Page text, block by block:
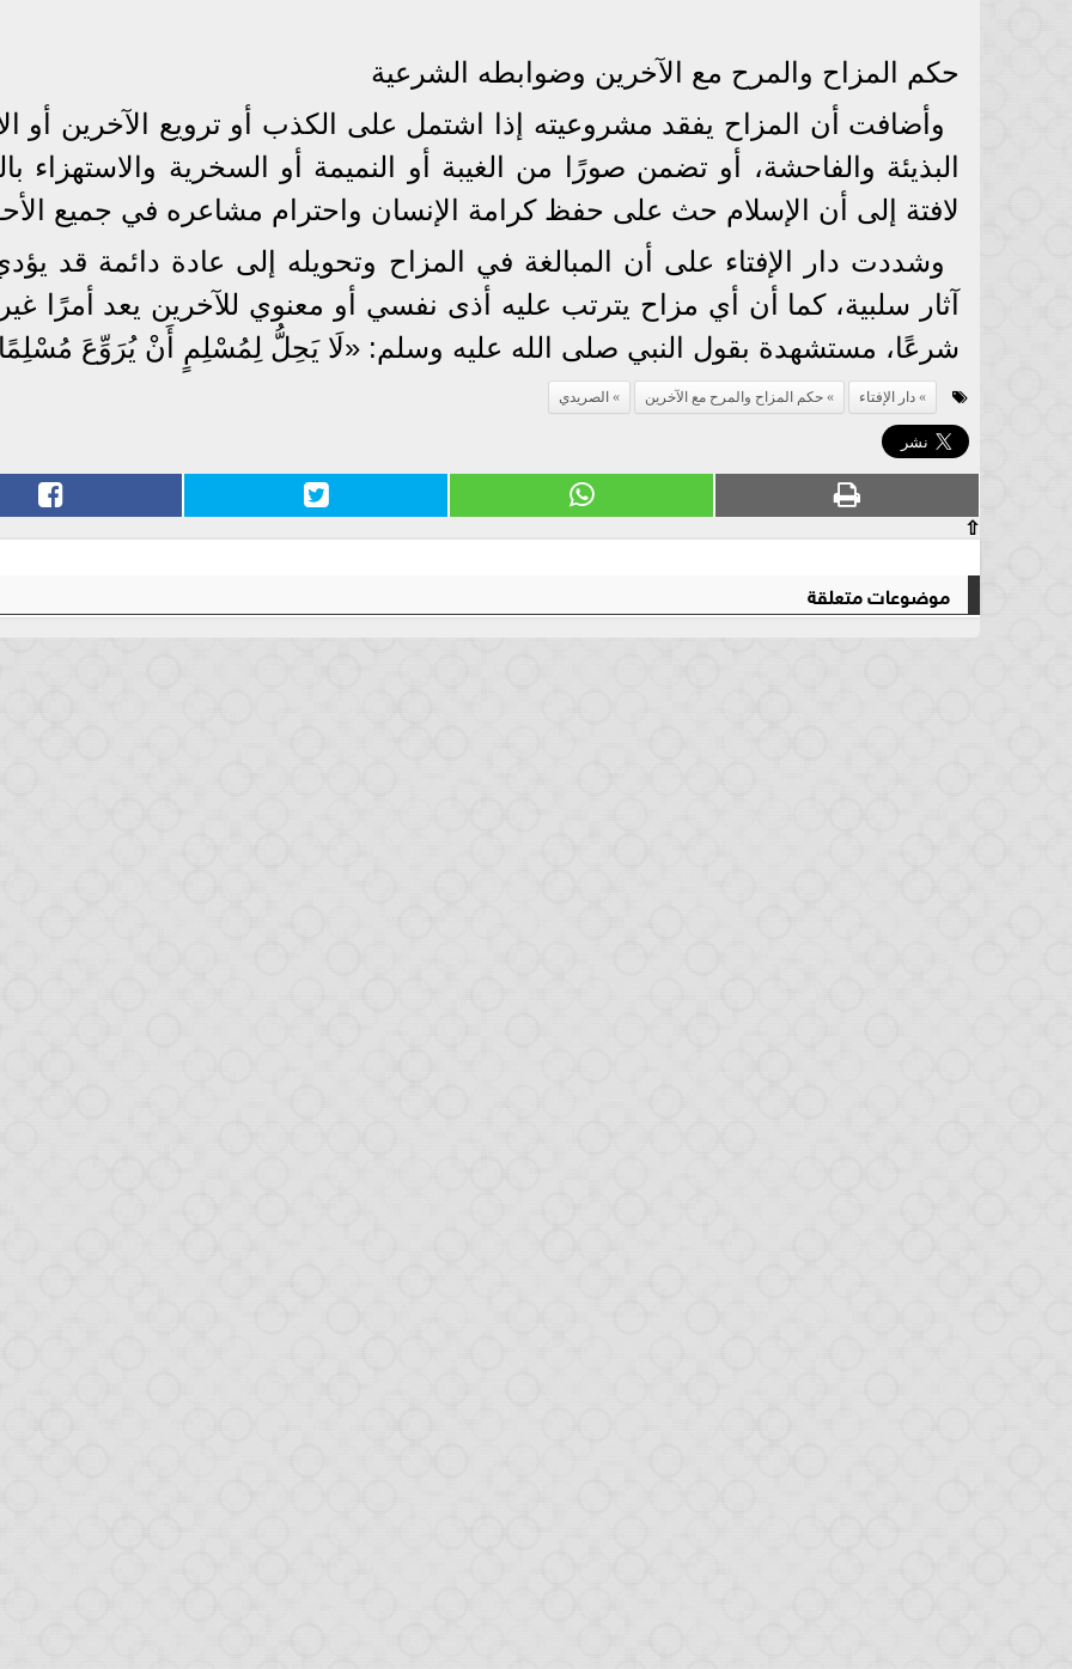
حكم المزاح والمرح مع الآخرين وضوابطه الشرعية
وأضافت أن المزاح يفقد مشروعيته إذا اشتمل على الكذب أو ترويع الآخرين أو
البذيئة والفاحشة، أو تضمن صورًا من الغيبة أو النميمة أو السخرية والاستهزاء
لافتة إلى أن الإسلام حث على حفظ كرامة الإنسان واحترام مشاعره في جميع
وشددت دار الإفتاء على أن المبالغة في المزاح وتحويله إلى عادة دائمة قد
آثار سلبية، كما أن أي مزاح يترتب عليه أذى نفسي أو معنوي للآخرين يعد أمرًا
شرعًا، مستشهدة بقول النبي صلى الله عليه وسلم: «لَا يَحِلُّ لِمُسْلِمٍ أَنْ يُرَوِّعَ
دار الإفتاء حكم المزاح والمرح مع الآخرين الصريدي
⇧
موضوعات متعلقة